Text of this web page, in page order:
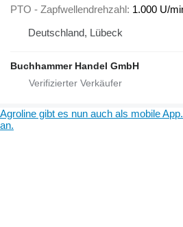
PTO - Zapfwellendrehzahl 1.000 U/
Deutschland, Lübeck
Buchhammer Handel GmbH
Agroline gibt es nun auch als mobile
an.